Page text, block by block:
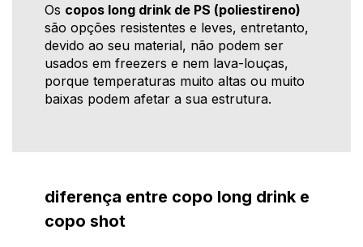
Os copos long drink de PS (poliestireno)
são opções resistentes e leves, entretanto,
devido ao seu material, não podem ser
usados em freezers e nem lava-louças,
porque temperaturas muito altas ou muito
baixas podem afetar a sua estrutura.
diferença entre copo long drink e
copo shot